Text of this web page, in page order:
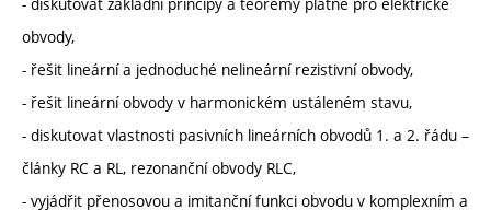
obvody,
- řešit lineární a jednoduché nelineární rezistivní obvody,
- řešit lineární obvody v harmonickém ustáleném stavu,
- diskutovat vlastnosti pasivních lineárních obvodů 1. a 2. řádu –
články RC a RL, rezonanční obvody RLC,
- vyjádřit přenosovou a imitanční funkci obvodu v komplexním a